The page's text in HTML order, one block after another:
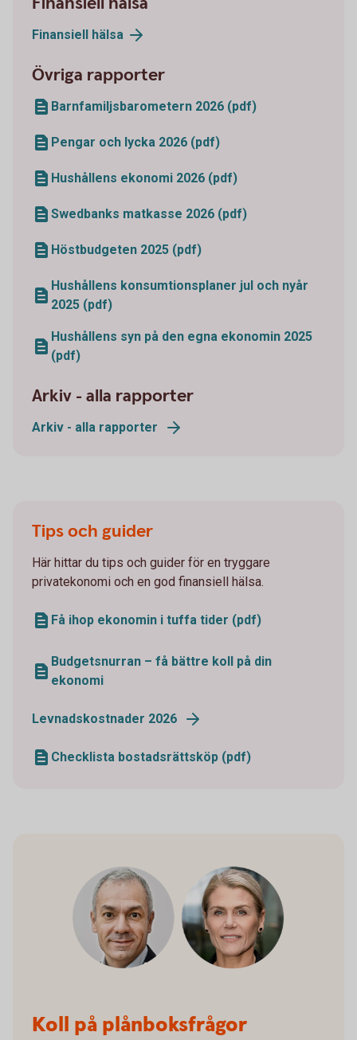
Finansiell hälsa
Övriga rapporter
Barnfamiljsbarometern 2026 (pdf)
Pengar och lycka 2026 (pdf)
Hushållens ekonomi 2026 (pdf)
Swedbanks matkasse 2026 (pdf)
Höstbudgeten 2025 (pdf)
Hushållens konsumtionsplaner jul och nyår
2025 (pdf)
Hushållens syn på den egna ekonomin 2025
(pdf)
Arkiv - alla rapporter
Arkiv - alla rapporter
Tips och guider
Här hittar du tips och guider för en tryggare
privatekonomi och en god finansiell hälsa.
Få ihop ekonomin i tuffa tider (pdf)
Budgetsnurran – få bättre koll på din
ekonomi
Levnadskostnader 2026
Checklista bostadsrättsköp (pdf)
Koll på plånboksfrågor